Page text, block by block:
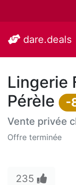
dare.deals
Lingerie
Pérèle
-
Vente privée
Offre terminée
235